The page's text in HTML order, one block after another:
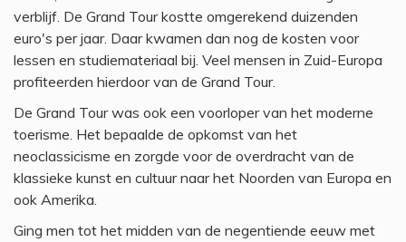
verblijf. De Grand Tour kostte omgerekend duizenden
euro's per jaar. Daar kwamen dan nog de kosten voor
lessen en studiemateriaal bij. Veel mensen in Zuid-Europa
profiteerden hierdoor van de Grand Tour.
De Grand Tour was ook een voorloper van het moderne
toerisme. Het bepaalde de opkomst van het
neoclassicisme en zorgde voor de overdracht van de
klassieke kunst en cultuur naar het Noorden van Europa en
ook Amerika.
Ging men tot het midden van de negentiende eeuw met